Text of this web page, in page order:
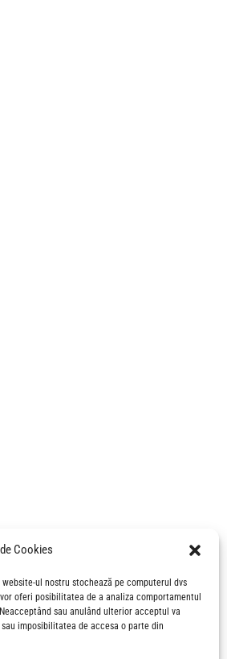
Cookies
ul nostru stochează pe computerul dvs
oferi posibilitatea de a analiza comportamentul
sau anulând ulterior acceptul va
imposibilitatea de accesa o parte din